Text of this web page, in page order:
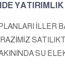
İLLER
SU